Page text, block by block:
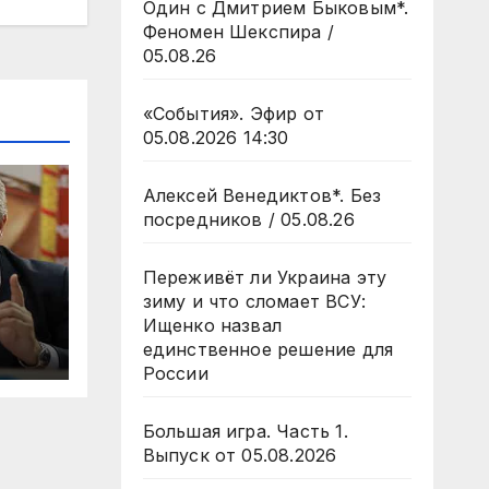
Один с Дмитрием Быковым*.
Феномен Шекспира /
05.08.26
«События». Эфир от
05.08.2026 14:30
Алексей Венедиктов*. Без
посредников / 05.08.26
Переживёт ли Украина эту
зиму и что сломает ВСУ:
Ищенко назвал
единственное решение для
России
Большая игра. Часть 1.
Выпуск от 05.08.2026